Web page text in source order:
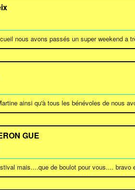
nous avons passés un super weekend a
ainsi qu'à tous les bénévoles de nous
GUE
mais....que de boulot pour vous.... bravo